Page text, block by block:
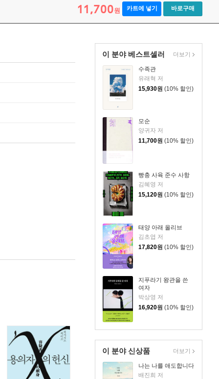
11,700원 카트에 넣기 바로구매
이 분야 베스트셀러
수족관
유래혁 저
15,930원 (10% 할인)
모순
양귀자 저
11,700원 (10% 할인)
빵충 사육 준수 사항
김혜영 저
15,120원 (10% 할인)
태양 아래 올리브
김초엽 저
17,820원 (10% 할인)
지푸라기 왕관을 쓴
여자
박상영 저
16,920원 (10% 할인)
더보기
이 분야 신상품
나는 나를 애도합니다
배진희 저
더보기